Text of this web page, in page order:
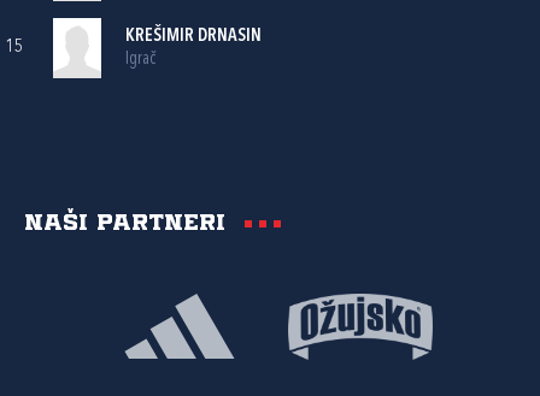
15
KREŠIMIR DRNASIN
Igrač
Naši partneri